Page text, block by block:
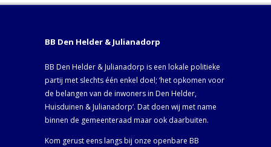
BB Den Helder & Julianadorp
BB Den Helder & Julianadorp is een lokale politieke
partij met slechts één enkel doel; ‘het opkomen voor
de belangen van de inwoners in Den Helder,
Huisduinen & Julianadorp‘. Dat doen wij met name
binnen de gemeenteraad maar ook daarbuiten.
Kom gerust eens langs bij onze openbare BB